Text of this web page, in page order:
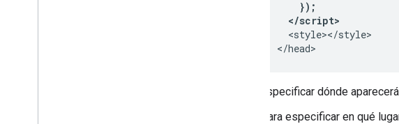
    });
  </script>
  <style></style>
</head>
Especificar dónde
Para especificar en qué